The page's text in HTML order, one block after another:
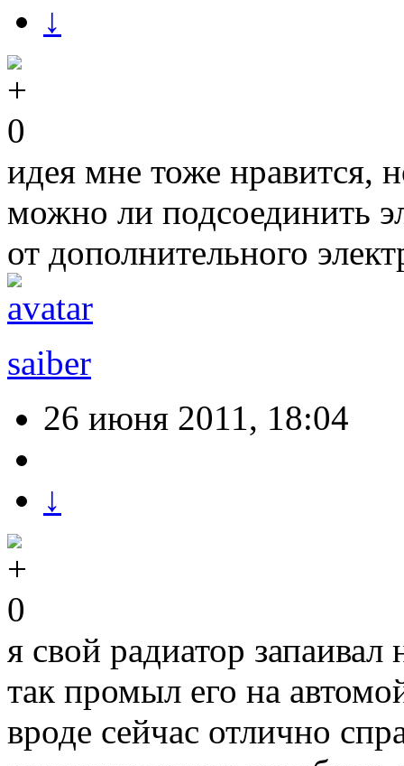
↓
0
идея мне тоже нравится,
можно ли подсоединить
от дополнительного
saiber
26 июня 2011, 18:04
↓
0
я свой радиатор
так промыл его на
вроде сейчас отлично